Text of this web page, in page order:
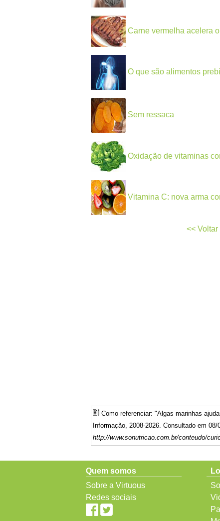
Carne vermelha acelera
O que são alimentos
Sem ressaca
Oxidação de vitaminas
Vitamina C: nova arma
<<
Como referenciar: "Algas marinhas
Informação, 2008-2026. Consultado em
http://www.sonutricao.com.br/conteudo/
Quem somos
Sobre a Virtuous
Redes sociais